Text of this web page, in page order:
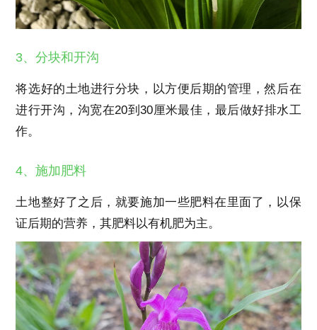
3、分块和开沟
将选好的土地进行分块，以方便后期的管理，然后在
进行开沟，沟宽在20到30厘米最佳，最后做好排水工
作。
4、施加肥料
土地整好了之后，就要施加一些肥料在里面了，以保
证后期的营养，其肥料以有机肥为主。